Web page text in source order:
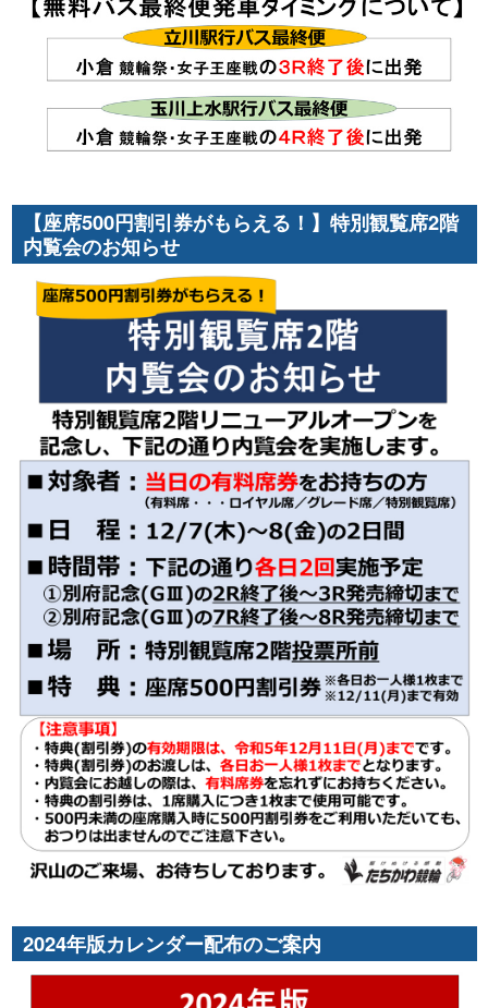
【座席500円割引券がもらえる！】特別観覧席2階
内覧会のお知らせ
2024年版カレンダー配布のご案内